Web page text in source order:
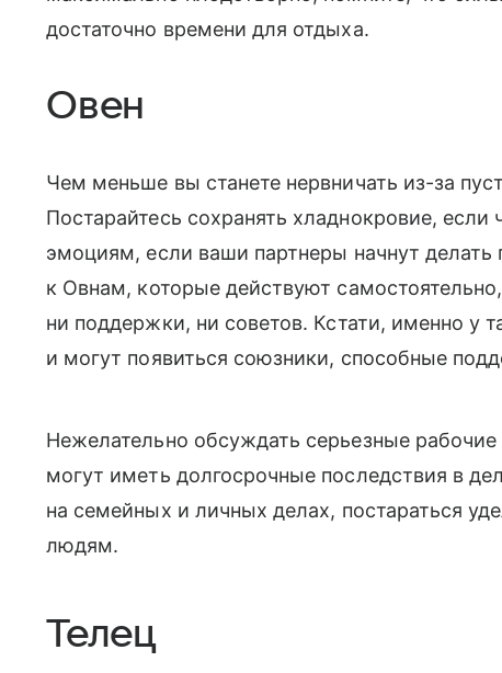
достаточно времени для отдыха.
Овен
Чем меньше вы станете нервничать из-за
Постарайтесь сохранять хладнокровие, если
эмоциям, если ваши партнеры начнут делать
к Овнам, которые действуют
ни поддержки, ни советов. Кстати, именно у
и могут появиться союзники, способные
Нежелательно обсуждать серьезные
могут иметь долгосрочные последствия в
на семейных и личных делах, постараться
людям.
Телец